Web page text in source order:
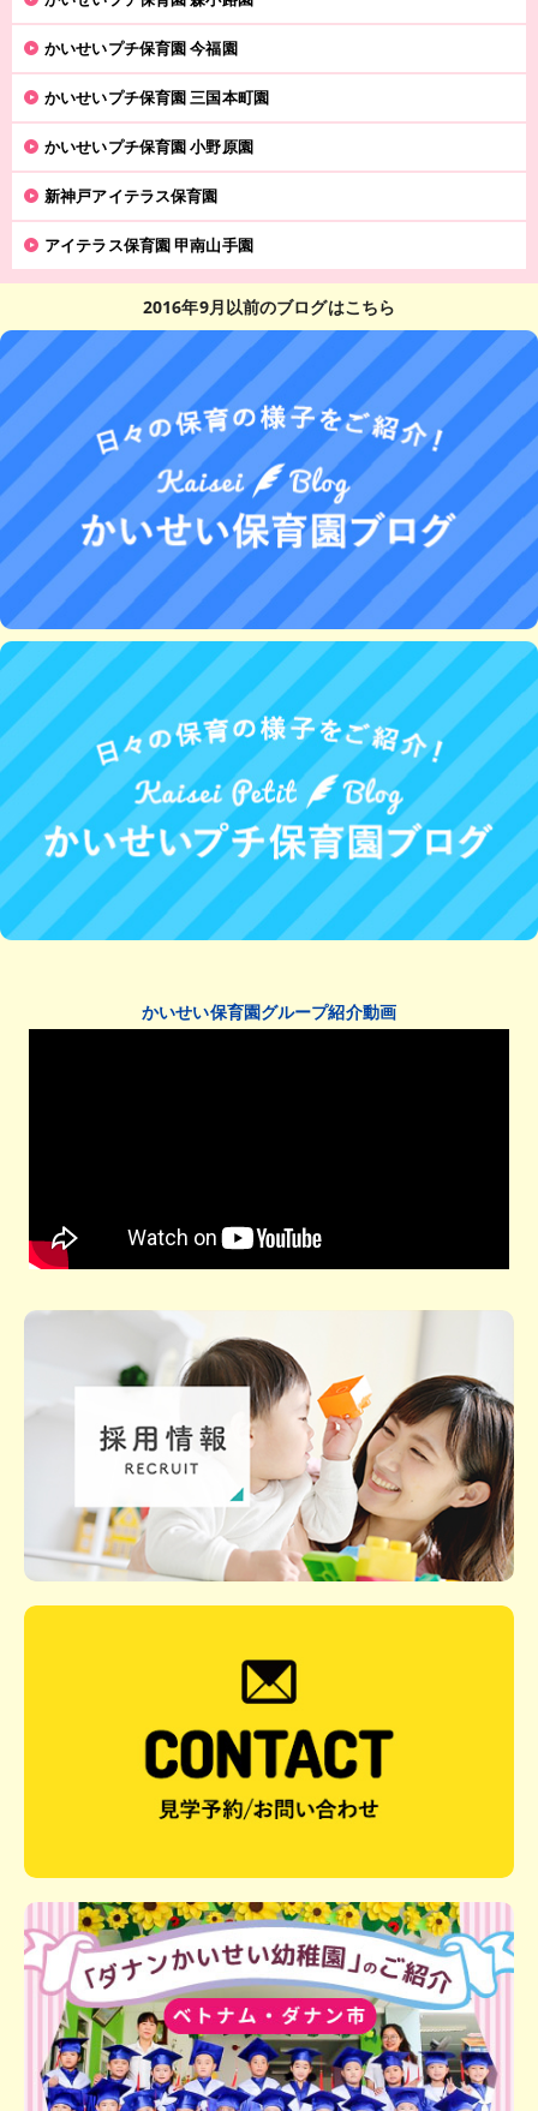
かいせいプチ保育園 今福園
かいせいプチ保育園 三国本町園
かいせいプチ保育園 小野原園
新神戸アイテラス保育園
アイテラス保育園 甲南山手園
2016年9月以前のブログはこちら
かいせい保育園グループ紹介動画